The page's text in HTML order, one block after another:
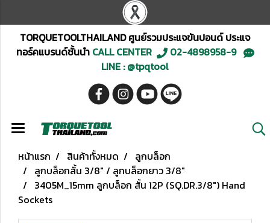
TORQUETOOLTHAILAND ศูนย์รวมประแจขันปอนด์ ประแจ
ทอร์คแบรนด์ชั้นนำCALL CENTER
02-4898958-9
LINE : @tpqtool
หน้าแรก สินค้าทั้งหมด
ลูกบล็อก
ลูกบล็อกสั้น 3/8" / ลูกบล็อกยาว 3/8"
3405M_15mm ลูกบล็อก สั้น 12P (SQ.DR.3/8") Hand
Sockets